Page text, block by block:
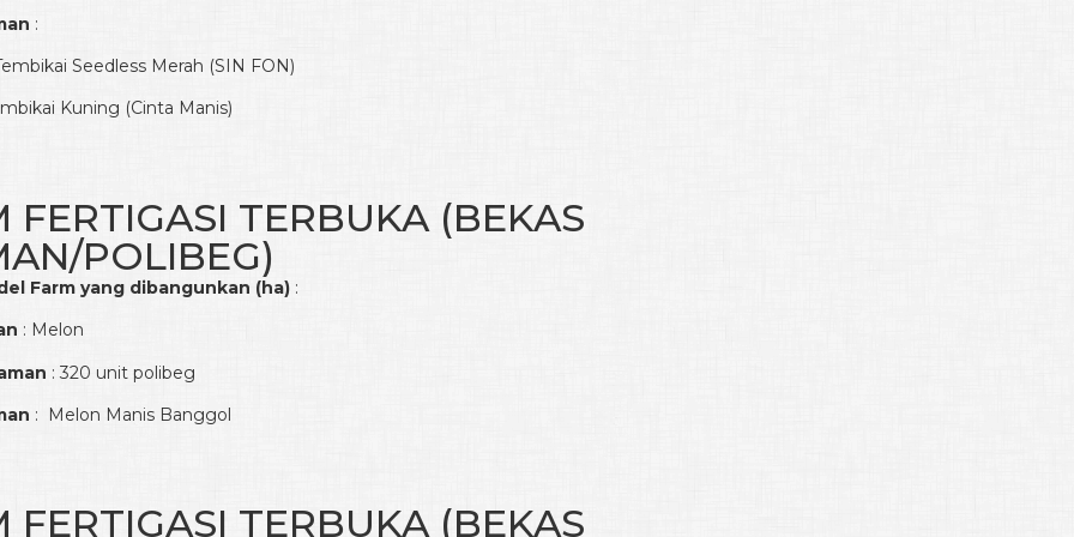
:
Seedless Merah (SIN FON)
Kuning (Cinta Manis)
FERTIGASI TERBUKA (BEKAS
POLIBEG)
Farm yang dibangunkan (ha) :
: Melon
: 320 unit polibeg
: Melon Manis Banggol
FERTIGASI TERBUKA (BEKAS